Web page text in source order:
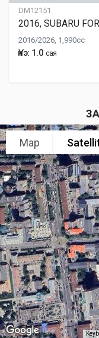
DM12151
2016/2026, 1,990cc
Үнэ: 1.0 сая
Map